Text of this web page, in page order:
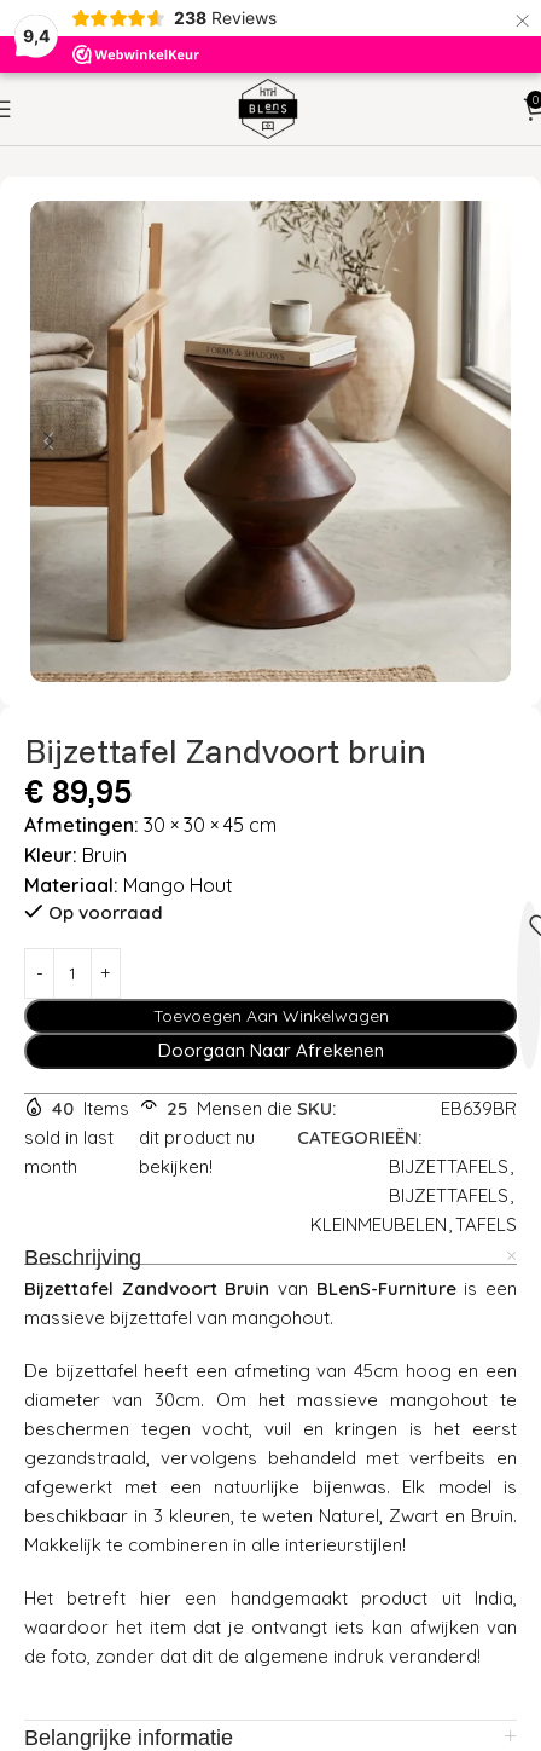
9,4
238 Reviews ×
0
BIJZETTAFELS
Bijzettafel Zandvoort bruin
€ 89,95
Afmetingen: 30 × 30 × 45 cm
Kleur: Bruin
Materiaal: Mango Hout
Op voorraad
Toevoegen Aan Winkelwagen
Doorgaan Naar Afrekenen
40 Items
sold in last
month
25 Mensen die
dit product nu
bekijken!
SKU:
EB639BR
CATEGORIEËN:
BIJZETTAFELS,
BIJZETTAFELS,
KLEINMEUBELEN,TAFELS
Beschrijving
Bijzettafel Zandvoort Bruin van BLenS-Furnitureis een
massieve bijzettafel van mangohout.
De bijzettafel heeft een afmeting van 45cm hoog en een
diameter van 30cm. Om het massieve mangohout te
beschermen tegen vocht, vuil en kringen is het eerst
gezandstraald, vervolgens behandeld met verfbeits en
afgewerkt met een natuurlijke bijenwas. Elk model is
beschikbaar in 3 kleuren, te weten Naturel, Zwart en Bruin.
Makkelijk te combineren in alle interieurstijlen!
Het betreft hier een handgemaakt product uit India,
waardoor het item dat je ontvangt iets kan afwijken van
de foto, zonder dat dit de algemene indruk veranderd!
Belangrijke informatie